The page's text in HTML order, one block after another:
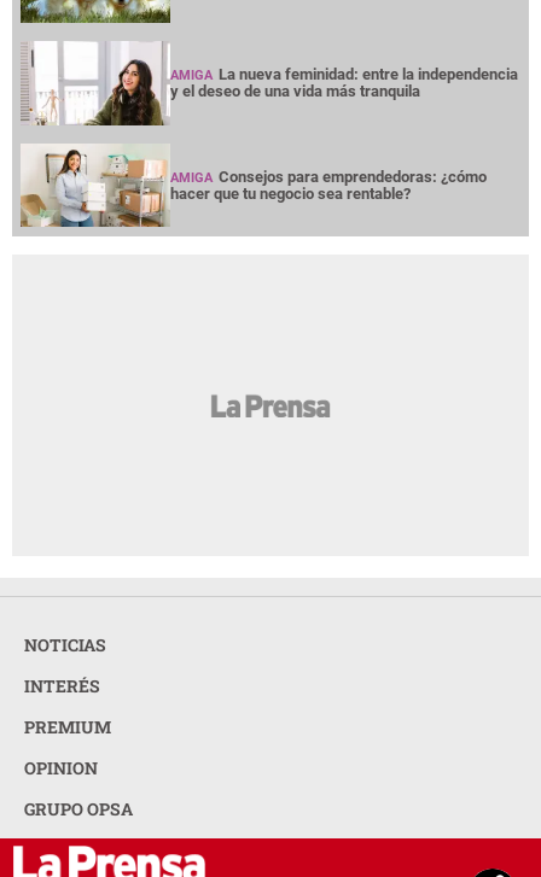
AMIGA La nueva feminidad: entre la independencia
y el deseo de una vida más tranquila
AMIGA Consejos para emprendedoras: ¿cómo
hacer que tu negocio sea rentable?
NOTICIAS
INTERÉS
PREMIUM
OPINION
GRUPO OPSA